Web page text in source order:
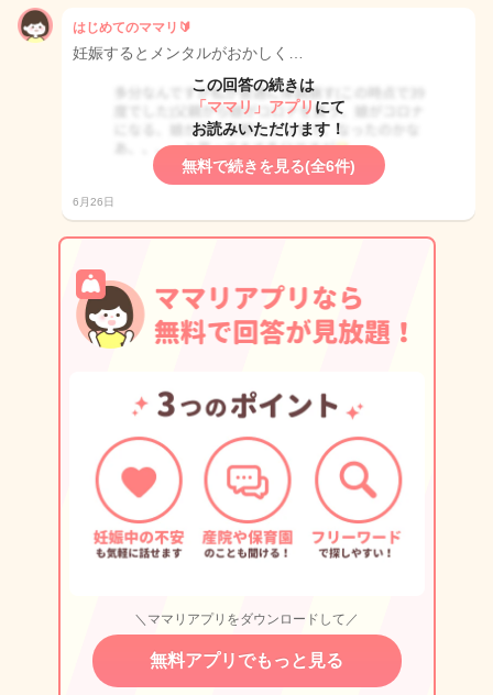
はじめてのママリ🔰
妊娠するとメンタルがおかしく…
この回答の続きは
「ママリ」アプリ にて
お読みいただけます！
無料で続きを見る(全6件)
6月26日
＼ママリアプリをダウンロードして／
無料アプリでもっと見る